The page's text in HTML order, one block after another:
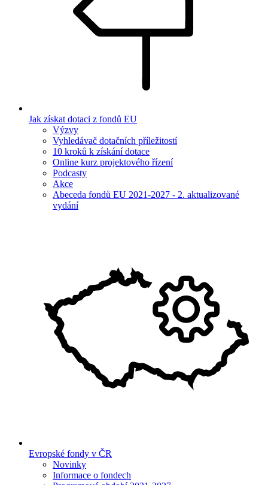
Jak získat dotaci z fondů EU
Výzvy
Vyhledávač dotačních příležitostí
10 kroků k získání dotace
Online kurz projektového řízení
Podcasty
Akce
Abeceda fondů EU 2021-2027 - 2. aktualizované
vydání
Evropské fondy v ČR
Novinky
Informace o fondech